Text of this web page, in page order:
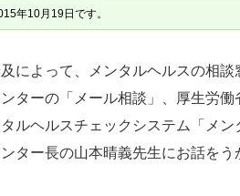
年10月19日です。
によって、メンタルヘルスの相
ターの「メール相談」、厚生労
ルヘルスチェックシステム「メ
ター長の山本晴義先生にお話をう